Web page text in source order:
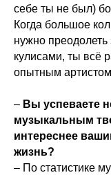
себе ты не был)
Когда большое
нужно преодолеть
кулисами, ты всё
опытным
– Вы успеваете
музыкальным
интереснее
жизнь?
– По статистике